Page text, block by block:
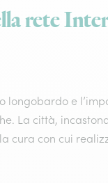
rete
e
La città,
cura con cui